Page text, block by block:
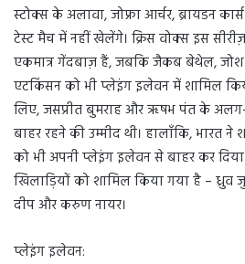
स्टोक्स के अलावा, जोफ्रा आर्चर, ब्रायडन
टेस्ट मैच में नहीं खेलेंगे। क्रिस वोक्स इस
एकमात्र गेंदबाज़ हैं, जबकि जैकब बेथेल,
एटकिंसन को भी प्लेइंग इलेवन में शामिल
लिए, जसप्रीत बुमराह और ऋषभ पंत के
बाहर रहने की उम्मीद थी। हालाँकि, भारत
को भी अपनी प्लेइंग इलेवन से बाहर कर
खिलाड़ियों को शामिल किया गया है – ध्रुव
दीप और करुण नायर।
प्लेइंग इलेवन: